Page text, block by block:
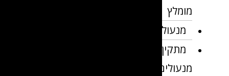
מומלץ
מנעולנים
מתקין
מנעולים